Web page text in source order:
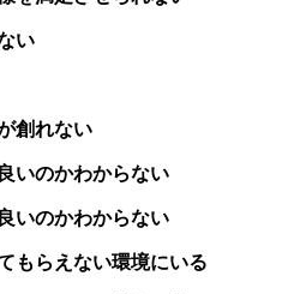
い
創れない
いのかわからない
いのかわからない
もらえない環境にいる